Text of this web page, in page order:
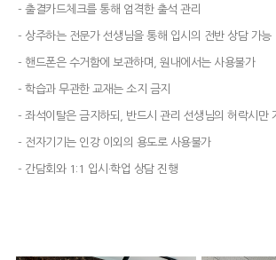
- 출결카드체크를 통해 엄격한 출석 관리
- 상주하는 전문가 선생님을 통해 입시의 전반 상담 가능
- 핸드폰은 수거함에 보관하며, 원내에서는 사용불가
- 학습과 무관한 교재는 소지 금지
- 좌석이탈은 금지하되, 반드시 관리 선생님의 허락시만
- 전자기기는 인강 이외의 용도로 사용불가
- 간담회와 1:1 입시·학업 상담 진행